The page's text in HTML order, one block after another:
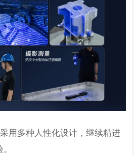
用多种人性化设计，继续精进